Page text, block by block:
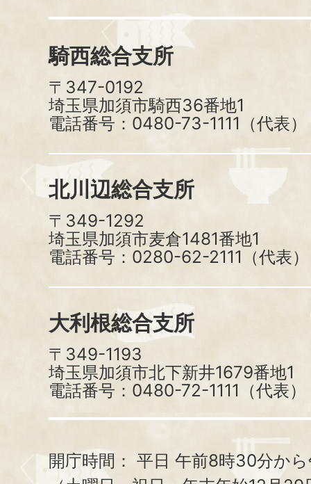
騎西総合支所
〒347-0192
埼玉県加須市騎西36番地1
電話番号：0480-73-1111（代表）
北川辺総合支所
〒349-1292
埼玉県加須市麦倉1481番地1
電話番号：0280-62-2111（代表）
大利根総合支所
〒349-1193
埼玉県加須市北下新井1679番地1
電話番号：0480-72-1111（代表）
開庁時間： 平日 午前8時30分か